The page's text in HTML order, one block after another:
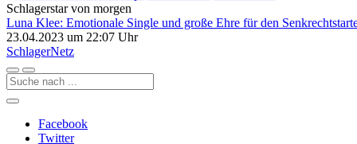
Schlagerstar von morgen
Luna Klee: Emotionale Single und große Ehre für den
23.04.2023 um 22:07 Uhr
SchlagerNetz
Facebook
Twitter